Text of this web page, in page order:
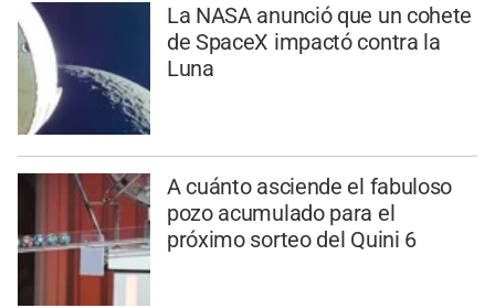
La NASA anunció que un cohete
de SpaceX impactó contra la
Luna
A cuánto asciende el fabuloso
pozo acumulado para el
próximo sorteo del Quini 6